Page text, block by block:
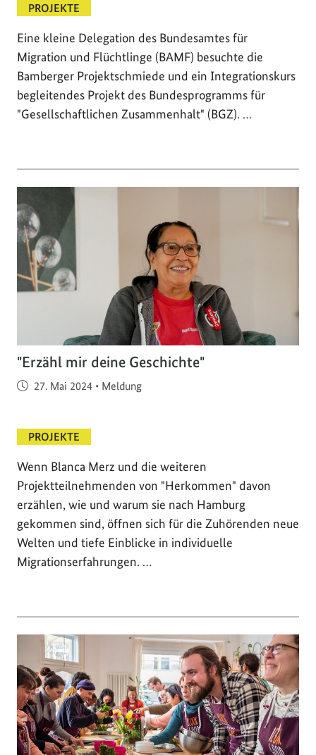
PROJEKTE
Eine kleine Delegation des Bundesamtes für
Migration und Flüchtlinge (BAMF) besuchte die
Bamberger Projektschmiede und ein Integrationskurs
begleitendes Projekt des Bundesprogramms für
"Gesellschaftlichen Zusammenhalt" (BGZ). …
"Erzähl mir deine Geschichte"
Veröffentlicht am
27. Mai 2024 • Meldung
PROJEKTE
Wenn Blanca Merz und die weiteren
Projektteilnehmenden von "Herkommen" davon
erzählen, wie und warum sie nach Hamburg
gekommen sind, öffnen sich für die Zuhörenden neue
Welten und tiefe Einblicke in individuelle
Migrationserfahrungen. …